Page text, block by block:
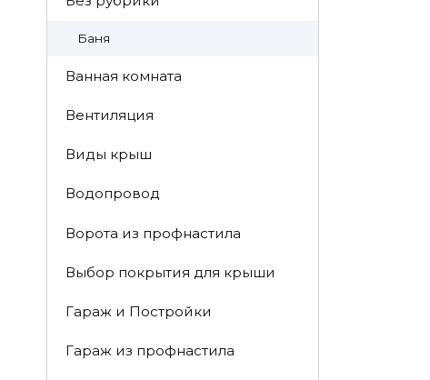
Баня
Ванная комната
Вентиляция
Виды крыш
Водопровод
Ворота из профнастила
Выбор покрытия для крыши
Гараж и Постройки
Гараж из профнастила